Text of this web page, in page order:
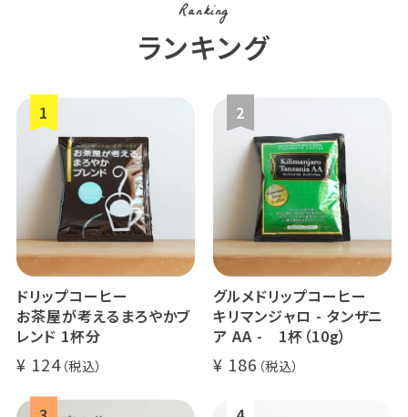
Ranking
ランキング
ドリップコーヒー
お茶屋が考えるまろやかブ
レンド 1杯分
124
グルメドリップコーヒー
キリマンジャロ - タンザニ
ア AA - 1杯（10g）
186